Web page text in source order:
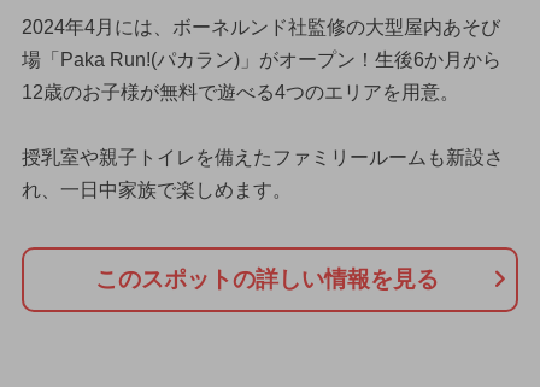
2024年4月には、ボーネルンド社監修の大型屋内あそび
場「Paka Run!(パカラン)」がオープン！生後6か月から
12歳のお子様が無料で遊べる4つのエリアを用意。
授乳室や親子トイレを備えたファミリールームも新設さ
れ、一日中家族で楽しめます。
このスポットの詳しい情報を見る